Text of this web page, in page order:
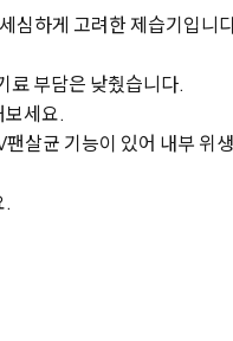
심하게 고려한 제습기입니
료 부담은 낮췄습니다.
보세요.
살균 기능이 있어 내부 위
.